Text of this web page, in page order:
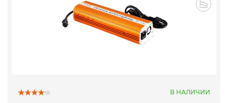
В НАЛИЧИИ